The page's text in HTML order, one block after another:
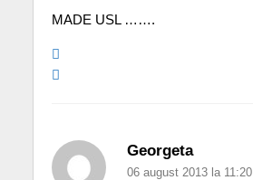
MADE USL …….
Georgeta
06 august 2013 la 11:20